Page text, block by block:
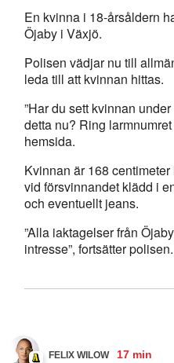
En kvinna i 18-årsåldern
Öjaby i Växjö.
Polisen vädjar nu till
leda till att kvinnan hittas.
”Har du sett kvinnan
detta nu? Ring
hemsida.
Kvinnan är 168
vid försvinnandet klädd i
och eventuellt jeans.
”Alla iaktagelser från
intresse”, fortsätter polisen.
FELIX WILOW 17 min